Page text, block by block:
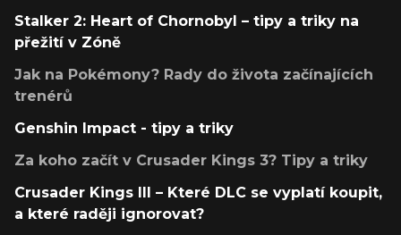
Stalker 2: Heart of Chornobyl – tipy a triky na
přežití v Zóně
Jak na Pokémony? Rady do života začínajících
trenérů
Genshin Impact - tipy a triky
Za koho začít v Crusader Kings 3? Tipy a triky
Crusader Kings III – Které DLC se vyplatí koupit,
a které raději ignorovat?